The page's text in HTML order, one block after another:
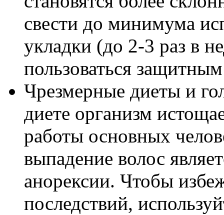
свести до минимума
укладки (до 2-3 раз в
пользоваться
Чрезмерные диеты и
диете организм
работы основных
выпадение волос
анорексии. Чтобы
последствий,